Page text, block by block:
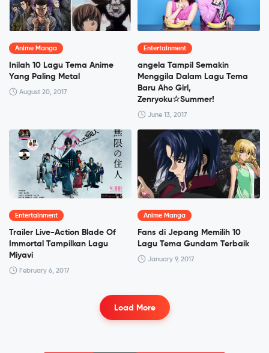
Anime Manga
Inilah 10 Lagu Tema Anime
Yang Paling Metal
August 20, 2017
Entertainment
angela Tampil Semakin
Menggila Dalam Lagu Tema
Baru Aho Girl,
Zenryoku☆Summer!
June 13, 2017
Entertainment
Trailer Live-Action Blade Of
Immortal Tampilkan Lagu
Miyavi
February 6, 2017
Anime Manga
Fans di Jepang Memilih 10
Lagu Tema Gundam Terbaik
January 9, 2017
Load More